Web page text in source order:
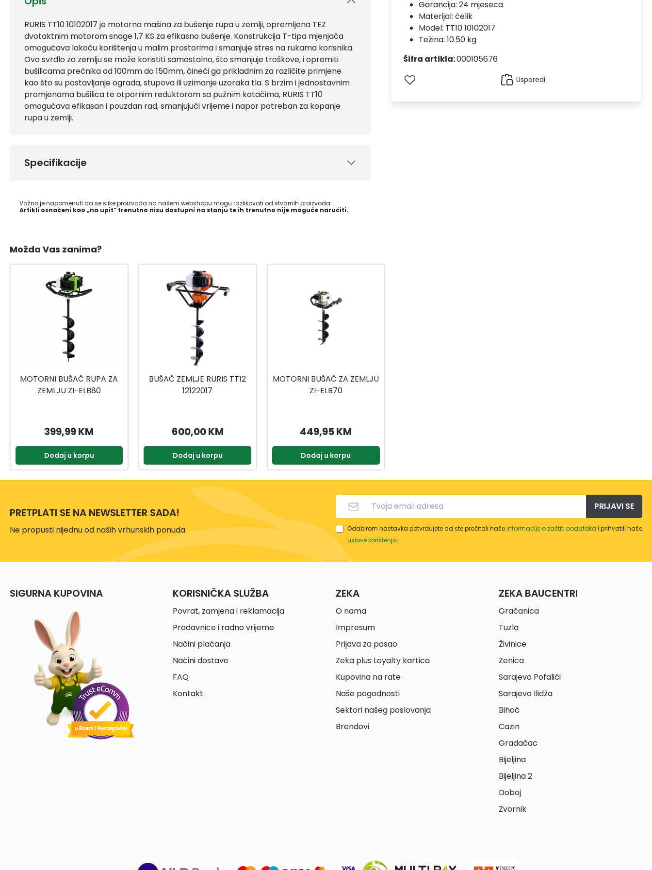
RURIS TT10 10102017 je motorna mašina za bušenje rupa u zemlji, opremljena TEZ
dvotaktnim motorom snage 1,7 KS za efikasno bušenje. Konstrukcija T-tipa mjenjača
omogućava lakoću korištenja u malim prostorima i smanjuje stres na rukama korisnika.
Ovo svrdlo za zemlju se može koristiti samostalno, što smanjuje troškove, i opremiti
bušilicama prečnika od 100mm do 150mm, čineći ga prikladnim za različite primjene
kao što su postavljanje ograda, stupova ili uzimanje uzoraka tla. S brzim i jednostavnim
promjenama bušilica te otpornim reduktorom sa pužnim kotačima, RURIS TT10
omogućava efikasan i pouzdan rad, smanjujući vrijeme i napor potreban za kopanje
rupa u zemlji.
Specifikacije
Važno je napomenuti da se slike proizvoda na našem webshopu mogu razlikovati od stvarnih proizvoda.
Artikli označeni kao „na upit“ trenutno nisu dostupni na stanju te ih trenutno nije moguće naručiti.
Garancija: 24 mjeseca
Materijal: čelik
Model: TT10 10102017
Težina: 10.50 kg
Šifra artikla:000105676
Usporedi
Možda Vas zanima?
MOTORNI BUŠAČ RUPA ZA
ZEMLJU ZI-ELB80
399,99 KM
Dodaj u korpu
BUŠAČ ZEMLJE RURIS TT12
12122017
600,00 KM
Dodaj u korpu
MOTORNI BUŠAČ ZA ZEMLJU
ZI-ELB70
449,95 KM
Dodaj u korpu
PRETPLATI SE NA NEWSLETTER SADA!
Ne propusti nijednu od naših vrhunskih ponuda
PRIJAVI SE
Odabirom nastavka potvrđujete da ste pročitali našeinformacije o zaštiti podataka i prihvatili naše
uslove korištenja.
SIGURNA KUPOVINA KORISNIČKA SLUŽBA
Povrat, zamjena i reklamacija
Prodavnice i radno vrijeme
Načini plaćanja
Načini dostave
FAQ
Kontakt
ZEKA
O nama
Impresum
Prijava za posao
Zeka plus Loyalty kartica
Kupovina na rate
Naše pogodnosti
Sektori našeg poslovanja
Brendovi
ZEKA BAUCENTRI
Gračanica
Tuzla
Živinice
Zenica
Sarajevo Pofalići
Sarajevo Ilidža
Bihać
Cazin
Gradačac
Bijeljina
Bijeljina 2
Doboj
Zvornik